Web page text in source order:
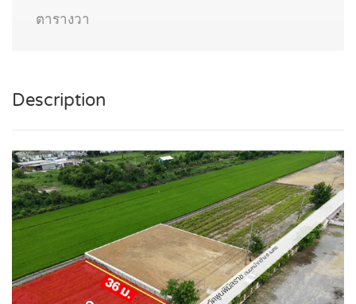
ตารางวา
Description